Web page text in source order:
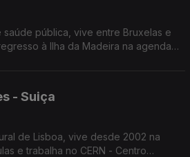
saúde pública, vive entre Bruxelas e
à Ilha da Madeira na agenda
- Suiça
de Lisboa, vive desde 2002 na
e trabalha no CERN - Centro